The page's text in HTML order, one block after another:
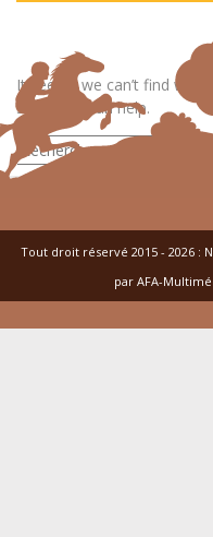
It seems we can’t find what
searching can help.
Rechercher :
Tout droit réservé 2015 - 2026 :
par AFA-